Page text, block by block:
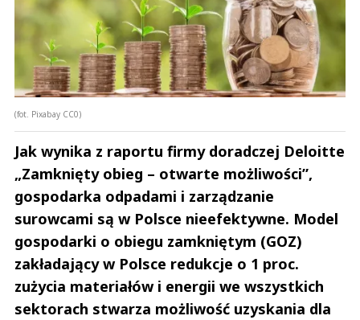
(fot. Pixabay CC0)
Jak wynika z raportu firmy doradczej Deloitte
„Zamknięty obieg – otwarte możliwości”,
gospodarka odpadami i zarządzanie
surowcami są w Polsce nieefektywne. Model
gospodarki o obiegu zamkniętym (GOZ)
zakładający w Polsce redukcje o 1 proc.
zużycia materiałów i energii we wszystkich
sektorach stwarza możliwość uzyskania dla